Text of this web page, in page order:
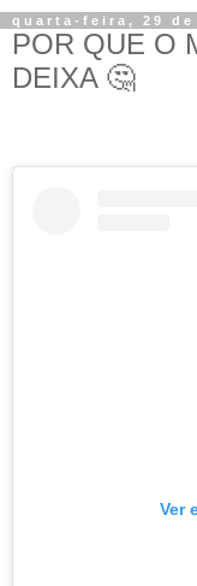
quarta-feira, 29 de
POR QUE O
DEIXA 🤔
Ver